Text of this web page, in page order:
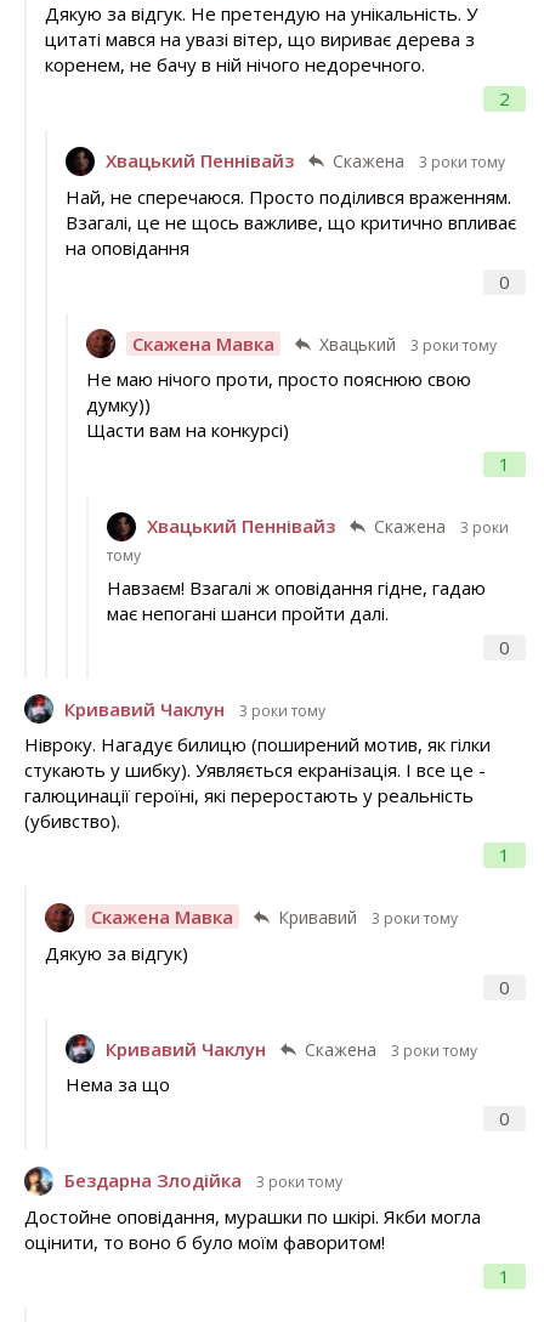
2
Дякую за відгук. Не претендую на унікальність. У
цитаті мався на увазі вітер, що вириває дерева з
коренем, не бачу в ній нічого недоречного.
Хвацький Пеннівайз Скажена 3 роки тому
0
Най, не сперечаюся. Просто поділився враженням.
Взагалі, це не щось важливе, що критично впливає
на оповідання
Скажена Мавка Хвацький 3 роки тому
1
Не маю нічого проти, просто пояснюю свою
думку))
Щасти вам на конкурсі)
Хвацький Пеннівайз Скажена
3 роки
тому
0
Навзаєм! Взагалі ж оповідання гідне, гадаю
має непогані шанси пройти далі.
Кривавий Чаклун 3 роки тому
1
Нівроку. Нагадує билицю (поширений мотив, як гілки
стукають у шибку). Уявляється екранізація. І все це -
галюцинації героїні, які переростають у реальність
(убивство).
Скажена Мавка Кривавий 3 роки тому
0
Дякую за відгук)
Кривавий Чаклун Скажена 3 роки тому
0
Нема за що
Бездарна Злодійка 3 роки тому
1
Достойне оповідання, мурашки по шкірі. Якби могла
оцінити, то воно б було моїм фаворитом!